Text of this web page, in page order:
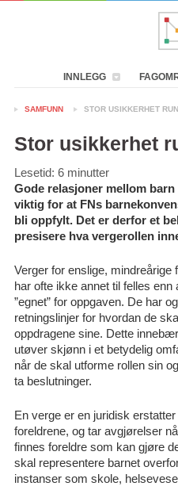
INNLEGG
SAMFUNN STOR USIKKERHET
Stor usikkerhet
Lesetid: 6 minutter
Gode relasjoner mellom barn
viktig for at FNs
bli oppfylt. Det er derfor et
presisere hva vergerollen
Verger for enslige, mindreårige
har ofte ikke annet til felles enn
”egnet” for oppgaven. De har
retningslinjer for hvordan de
oppdragene sine. Dette
utøver skjønn i et betydelig
når de skal utforme rollen sin
ta beslutninger.
En verge er en juridisk erstatter
foreldrene, og tar avgjørelser
finnes foreldre som kan gjøre
skal representere barnet
instanser som skole,